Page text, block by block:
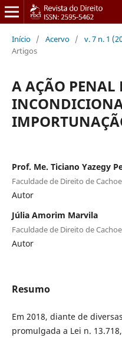
Início / Acervo / v. 7 n. 1
Artigos
A AÇÃO PENAL
Prof. Me. Ticiano Yazegy
Faculdade de Direito de
Autor
Júlia Amorim Marvila
Faculdade de Direito de
Autor
Resumo
Em 2018, diante de
promulgada a Lei n.